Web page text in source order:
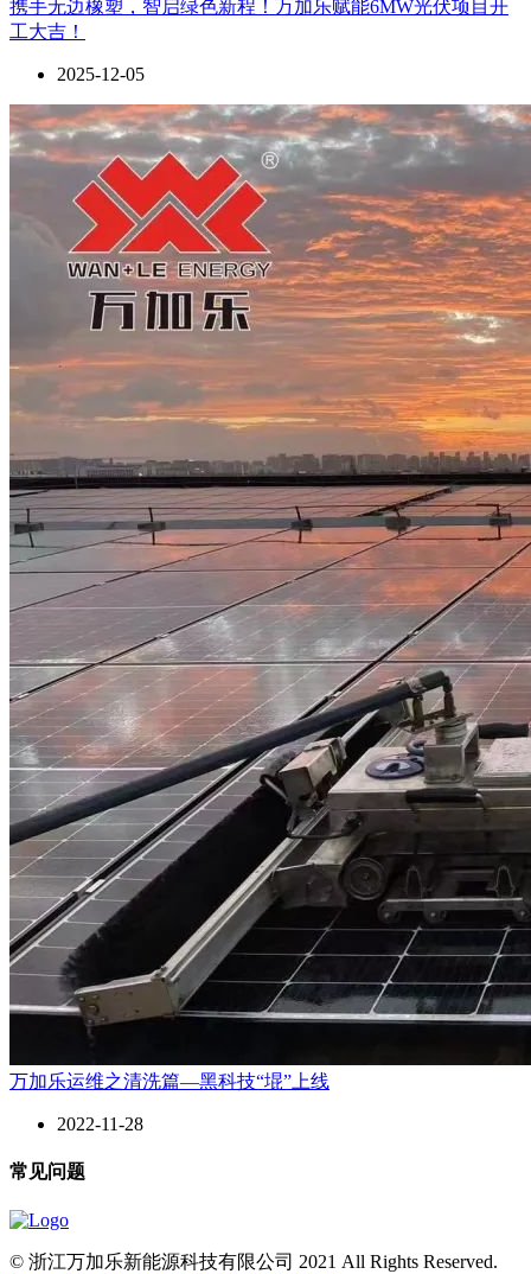
携手无边橡塑，智启绿色新程！万加乐赋能6MW光伏项目开
工大吉！
2025-12-05
万加乐运维之清洗篇—黑科技“堒”上线
2022-11-28
常见问题
© 浙江万加乐新能源科技有限公司 2021 All Rights Reserved.